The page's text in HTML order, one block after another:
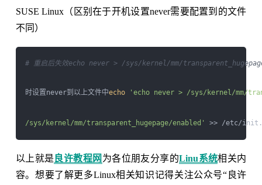
SUSE Linux（区别在于开机设置never需要配置到的文件
不同）
# 重启后失效echo never > /sys/kernel/mm/
时设置never到以上文件中echo 'echo never > /sys/kernel/mm/
/sys/kernel/mm/transparent_hugepage/enabled'
以上就是 良许教程网 为各位朋友分享的Linu系统相关内
容。想要了解更多Linux相关知识记得关注公众号“良许